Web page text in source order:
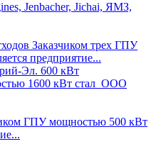
Jenbacher, Jichai, ЯМЗ,
Заказчиком трех ГПУ
предприятие...
Эл. 600 кВт
1600 кВт стал ООО
ГПУ мощностью 500 кВт